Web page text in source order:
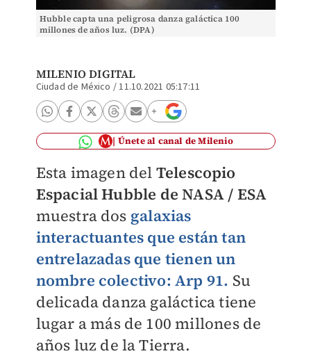
Hubble capta una peligrosa danza galáctica 100
millones de años luz. (DPA)
MILENIO DIGITAL
Ciudad de México /11.10.2021 05:17:11
Únete al canal de Milenio
Esta imagen del Telescopio
Espacial Hubble de NASA / ESA
muestra dos galaxias
interactuantes que están tan
entrelazadas que tienen un
nombre colectivo: Arp 91. Su
delicada danza galáctica tiene
lugar a más de 100 millones de
años luz de la Tierra.